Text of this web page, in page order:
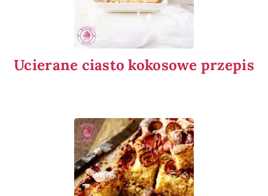
Ucierane ciasto kokosowe przepis